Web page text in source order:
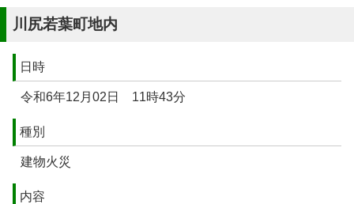
川尻若葉町地内
日時
令和6年12月02日 11時43分
種別
建物火災
内容